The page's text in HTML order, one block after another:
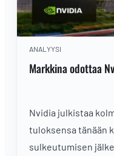
ANALYYSI
Markkina odottaa
Nvidia julkistaa
tuloksensa tänään
sulkeutumisen